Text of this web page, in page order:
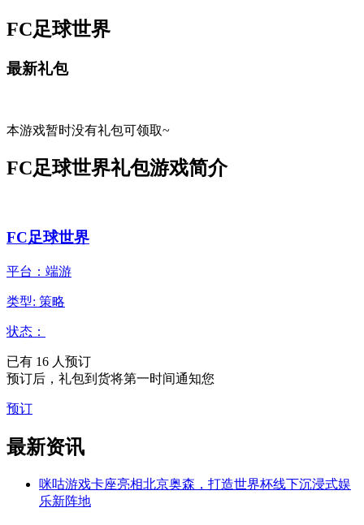
FC足球世界
最新礼包
本游戏暂时没有礼包可领取~
FC足球世界礼包游戏简介
FC足球世界
平台：端游
类型: 策略
状态：
已有 16 人预订
预订后，礼包到货将第一时间通知您
预订
最新资讯
咪咕游戏卡座亮相北京奥森，打造世界杯线下沉浸式娱
乐新阵地